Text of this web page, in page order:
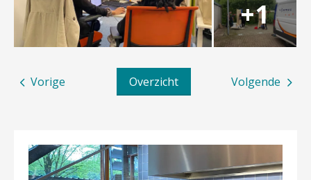
Volgende
Overzicht
Vorige